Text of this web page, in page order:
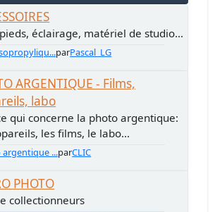
éclairage, matériel de studio...
parPascal_LG
ARGENTIQUE - Films,
labo
qui concerne la photo argentique:
les films, le labo...
argentique ...parCLIC
PHOTO
collectionneurs